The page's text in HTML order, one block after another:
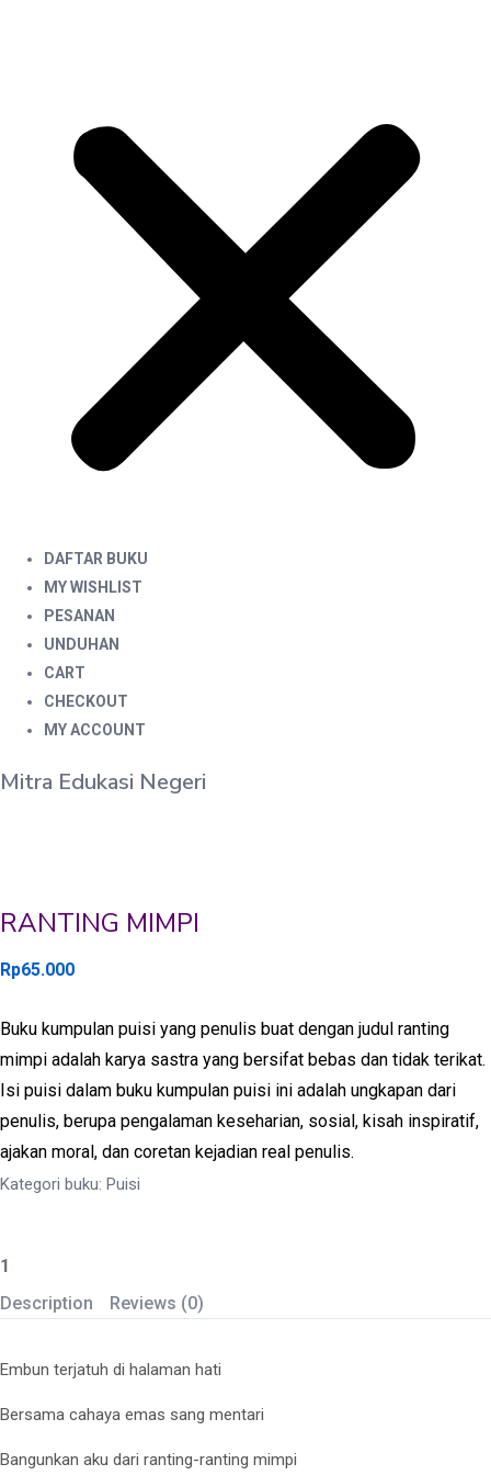
DAFTAR BUKU
MY WISHLIST
PESANAN
UNDUHAN
CART
CHECKOUT
MY ACCOUNT
Mitra Edukasi Negeri
RANTING MIMPI
Rp65.000
Buku kumpulan puisi yang penulis buat dengan judul ranting
mimpi adalah karya sastra yang bersifat bebas dan tidak terikat.
Isi puisi dalam buku kumpulan puisi ini adalah ungkapan dari
penulis, berupa pengalaman keseharian, sosial, kisah inspiratif,
ajakan moral, dan coretan kejadian real penulis.
Kategori buku: Puisi
RANTING
quantity
Description Reviews (0)
Embun terjatuh di halaman hati
Bersama cahaya emas sang mentari
Bangunkan aku dari ranting-ranting mimpi